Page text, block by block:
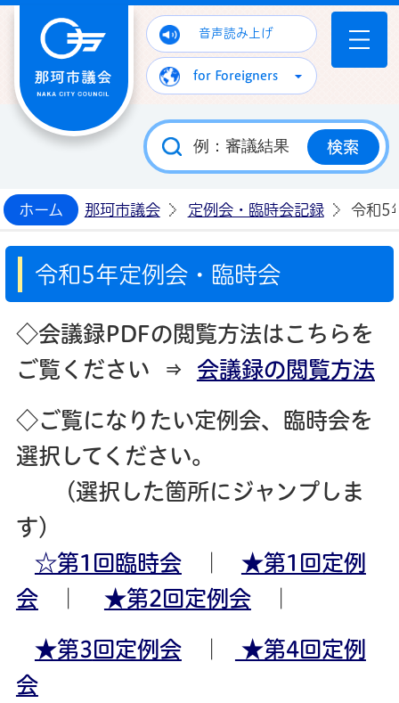
那珂市議会ホームページ
音声読み上げ
for Foreigners
ホーム 那珂市議会 定例会・臨時会記録 令和5
令和5年定例会・臨時会
◇会議録PDFの閲覧方法はこちらを
ご覧ください ⇒ 会議録の閲覧方法
◇ご覧になりたい定例会、臨時会を
選択してください。
（選択した箇所にジャンプしま
す）
☆第1回臨時会｜ ★第1回定例
会｜ ★第2回定例会｜
★第3回定例会｜
★第4回定例
会